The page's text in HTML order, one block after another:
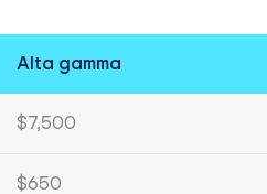
Alta gamma
$7,500
$650